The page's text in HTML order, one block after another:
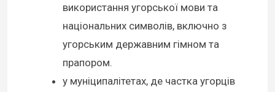
використання угорської мови та
національних символів, включно з
угорським державним гімном та
прапором.
у муніципалітетах, де частка угорців